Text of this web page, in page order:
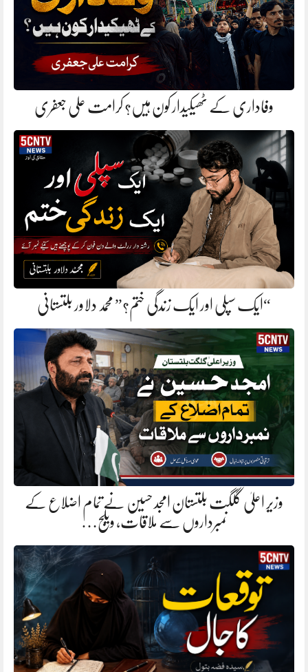
وفاداری کے ٹھیکیدار کون ہیں؟ کرامت علی جعفری
“ایک سپلی اور ایک زندگی ختم؟” محمد دلاور بلتستانی
وزیر اعلیٰ گلگت بلتستان امجد حسین نے تمام اضلاع کے
نمبرداروں سے ملاقات، ویلج…